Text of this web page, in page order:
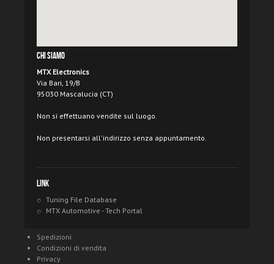
Chi Siamo
MTX Electronics
Via Bari, 19/B
95030 Mascalucia (CT)
Non si effettuano vendite sul luogo.
Non presentarsi all'indirizzo senza appuntamento.
Link
Tuning File Database
MTX Automotive - Tech Portal
Spedizioni
Condizioni di vendita
Privacy